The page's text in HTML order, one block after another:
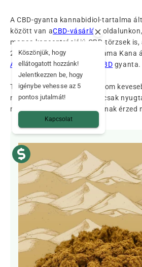
A CBD-gyanta kannabidiol-tartalma
között van aCBD-vásárlási
magas koncentrációjú CBD-törzsek is,
20% feletti CBD-t. Ilyen a Mama Kana
Afghan Hashés Népalais CBD gyanta.
Természetesen a THC tartalom
nincs pszichoaktív hatása, csak
marad az elméd és nyugodtnak érzed
Köszönjük, hogy
ellátogatott hozzánk!
Jelentkezzen be, hogy
igénybe vehesse az 5
pontos jutalmát!
Kapcsolat